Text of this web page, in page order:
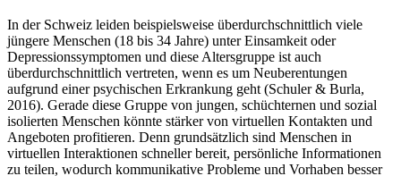
In der Schweiz leiden beispielsweise überdurchschnittlich viele
jüngere Menschen (18 bis 34 Jahre) unter Einsamkeit oder
Depressionssymptomen und diese Altersgruppe ist auch
überdurchschnittlich vertreten, wenn es um Neuberentungen
aufgrund einer psychischen Erkrankung geht (Schuler & Burla,
2016). Gerade diese Gruppe von jungen, schüchternen und sozial
isolierten Menschen könnte stärker von virtuellen Kontakten und
Angeboten profitieren. Denn grundsätzlich sind Menschen in
virtuellen Interaktionen schneller bereit, persönliche Informationen
zu teilen, wodurch kommunikative Probleme und Vorhaben besser